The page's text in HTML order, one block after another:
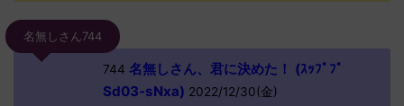
名無しさん744
744 名無しさん、君に決めた！ (ｽｯﾌﾟﾌﾟ
Sd03-sNxa) 2022/12/30(金)